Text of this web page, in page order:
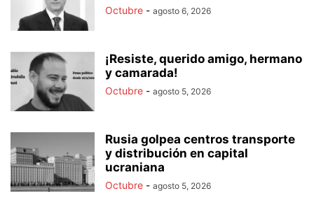
Octubre - agosto 6, 2026
¡Resiste, querido amigo, hermano
y camarada!
Octubre - agosto 5, 2026
Rusia golpea centros transporte
y distribución en capital
ucraniana
Octubre - agosto 5, 2026